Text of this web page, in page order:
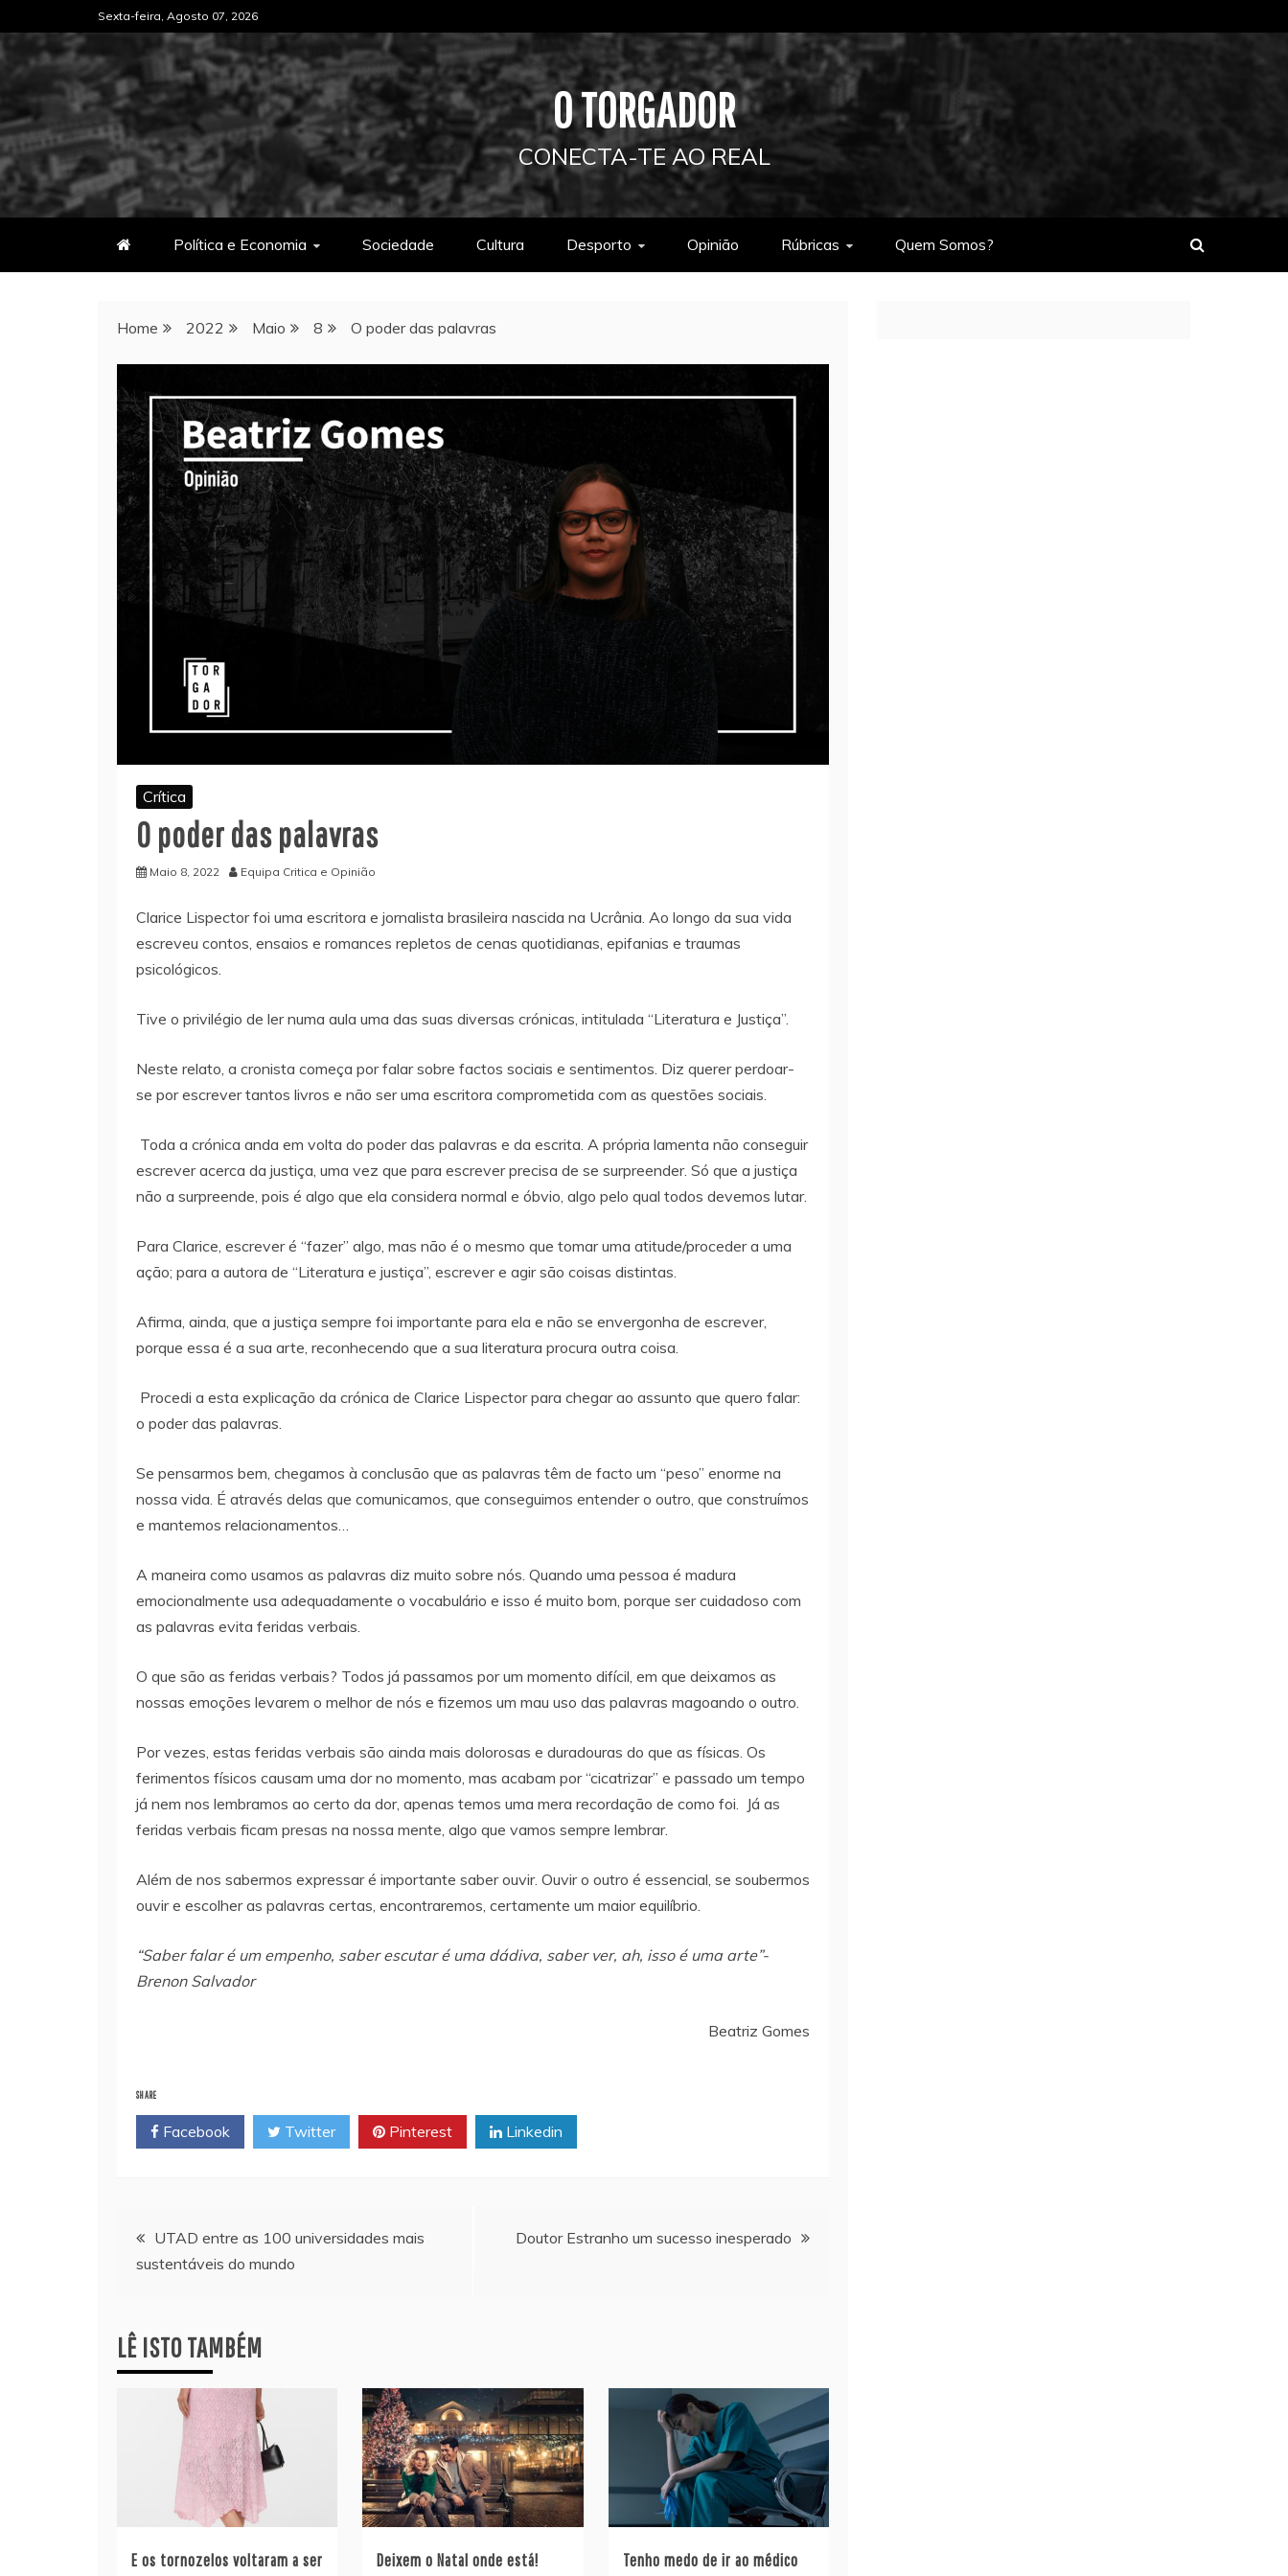
to
content
Sexta-feira, Agosto 07, 2026
O TORGADOR
CONECTA-TE AO REAL
Política e Economia Sociedade Cultura Desporto Opinião Rúbricas Quem Somos?
Home 2022 Maio 8 O poder das palavras
Crítica
O poder das palavras
Maio 8, 2022 Equipa Critica e Opinião
Clarice Lispector foi uma escritora e jornalista brasileira nascida na Ucrânia. Ao longo da sua vida
escreveu contos, ensaios e romances repletos de cenas quotidianas, epifanias e traumas
psicológicos.
Tive o privilégio de ler numa aula uma das suas diversas crónicas, intitulada “Literatura e Justiça”.
Neste relato, a cronista começa por falar sobre factos sociais e sentimentos. Diz querer perdoar-
se por escrever tantos livros e não ser uma escritora comprometida com as questões sociais.
Toda a crónica anda em volta do poder das palavras e da escrita. A própria lamenta não conseguir
escrever acerca da justiça, uma vez que para escrever precisa de se surpreender. Só que a justiça
não a surpreende, pois é algo que ela considera normal e óbvio, algo pelo qual todos devemos lutar.
Para Clarice, escrever é “fazer” algo, mas não é o mesmo que tomar uma atitude/proceder a uma
ação; para a autora de “Literatura e justiça”, escrever e agir são coisas distintas.
Afirma, ainda, que a justiça sempre foi importante para ela e não se envergonha de escrever,
porque essa é a sua arte, reconhecendo que a sua literatura procura outra coisa.
Procedi a esta explicação da crónica de Clarice Lispector para chegar ao assunto que quero falar:
o poder das palavras.
Se pensarmos bem, chegamos à conclusão que as palavras têm de facto um “peso” enorme na
nossa vida. É através delas que comunicamos, que conseguimos entender o outro, que construímos
e mantemos relacionamentos…
A maneira como usamos as palavras diz muito sobre nós. Quando uma pessoa é madura
emocionalmente usa adequadamente o vocabulário e isso é muito bom, porque ser cuidadoso com
as palavras evita feridas verbais.
O que são as feridas verbais? Todos já passamos por um momento difícil, em que deixamos as
nossas emoções levarem o melhor de nós e fizemos um mau uso das palavras magoando o outro.
Por vezes, estas feridas verbais são ainda mais dolorosas e duradouras do que as físicas. Os
ferimentos físicos causam uma dor no momento, mas acabam por “cicatrizar” e passado um tempo
já nem nos lembramos ao certo da dor, apenas temos uma mera recordação de como foi. Já as
feridas verbais ficam presas na nossa mente, algo que vamos sempre lembrar.
Além de nos sabermos expressar é importante saber ouvir. Ouvir o outro é essencial, se soubermos
ouvir e escolher as palavras certas, encontraremos, certamente um maior equilíbrio.
“Saber falar é um empenho, saber escutar é uma dádiva, saber ver, ah, isso é uma arte”-
Brenon Salvador
Beatriz Gomes
SHARE
Facebook Twitter Pinterest Linkedin
Navegação
artigos
UTAD entre as 100 universidades mais
sustentáveis do mundo
Doutor Estranho um sucesso inesperado
LÊ ISTO TAMBÉM
E os tornozelos voltaram a ser
Deixem o Natal onde está! Tenho medo de ir ao médico